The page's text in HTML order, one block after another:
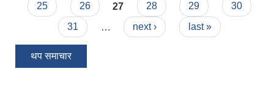
25
26 27 28 29
30
31
next › last »
थप समाचार